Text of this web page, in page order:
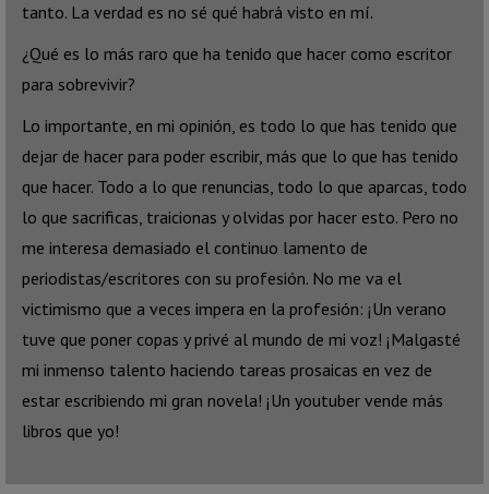
tanto. La verdad es no sé qué habrá visto en mí.
¿Qué es lo más raro que ha tenido que hacer como escritor
para sobrevivir?
Lo importante, en mi opinión, es todo lo que has tenido que
dejar de hacer para poder escribir, más que lo que has tenido
que hacer. Todo a lo que renuncias, todo lo que aparcas, todo
lo que sacrificas, traicionas y olvidas por hacer esto. Pero no
me interesa demasiado el continuo lamento de
periodistas/escritores con su profesión. No me va el
victimismo que a veces impera en la profesión: ¡Un verano
tuve que poner copas y privé al mundo de mi voz! ¡Malgasté
mi inmenso talento haciendo tareas prosaicas en vez de
estar escribiendo mi gran novela! ¡Un youtuber vende más
libros que yo!